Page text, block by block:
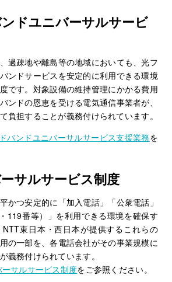
ドユニバーサルサービ
過疎地や離島等の地域においても、光フ
ンドサービスを安定的に利用できる環境
です。対象設備の維持管理にかかる費用
ンドの恩恵を受ける電気通信事業者が、
負担することが義務付けられています。
バンドユニバーサルサービス支援業務を
サルサービス制度
かつ安定的に「加入電話」「公衆電話」
119番等）」を利用できる環境を確保す
東日本・西日本が提供するこれらの
の一部を、各電話会社がその事業規模に
義務付けられています。
サルサービス制度をご参照ください。